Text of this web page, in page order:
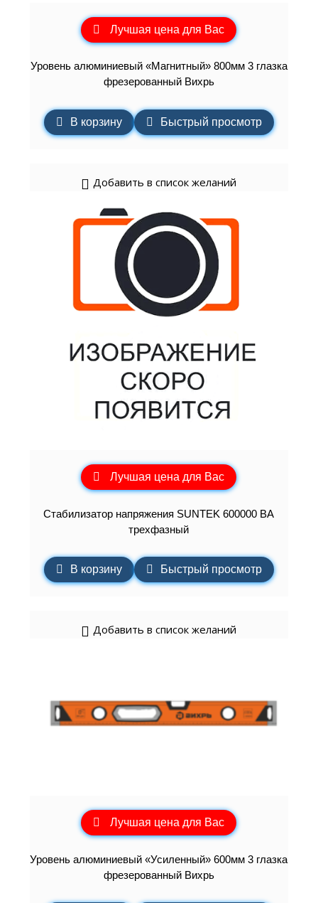
Лучшая цена для Вас
Уровень алюминиевый «Магнитный» 800мм 3 глазка
фрезерованный Вихрь
В корзину Быстрый просмотр
Добавить в список желаний
Лучшая цена для Вас
Стабилизатор напряжения SUNTEK 600000 ВА
трехфазный
В корзину Быстрый просмотр
Добавить в список желаний
Лучшая цена для Вас
Уровень алюминиевый «Усиленный» 600мм 3 глазка
фрезерованный Вихрь